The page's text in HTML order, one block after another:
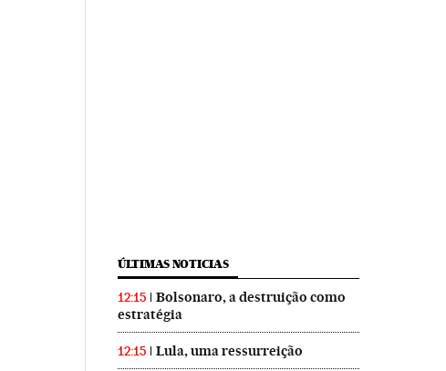
ÚLTIMAS NOTICIAS
12:15
Bolsonaro, a destruição como
estratégia
12:15 Lula, uma ressurreição